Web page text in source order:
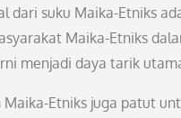
suku Maika-Etniks
Maika-Etniks
menjadi daya tarik
Etniks juga patut